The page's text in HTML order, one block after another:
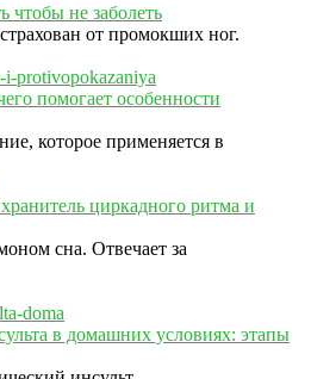
чтобы не заболеть
от промокших ног.
помогает особенности
которое применяется в
циркадного ритма и
сна. Отвечает за
в домашних условиях: этапы